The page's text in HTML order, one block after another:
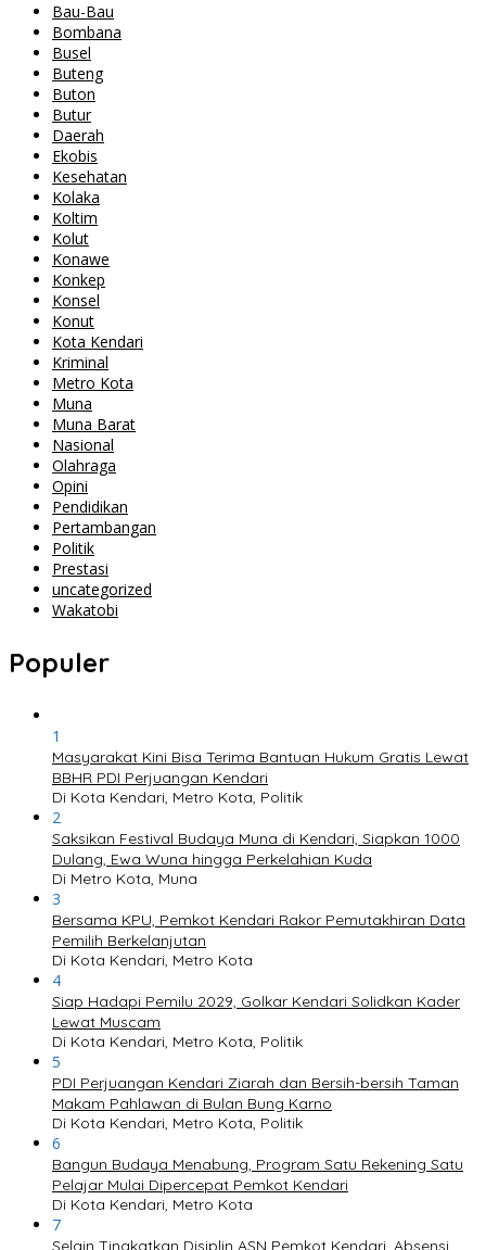
Bau-Bau
Bombana
Busel
Buteng
Buton
Butur
Daerah
Ekobis
Kesehatan
Kolaka
Koltim
Kolut
Konawe
Konkep
Konsel
Konut
Kota Kendari
Kriminal
Metro Kota
Muna
Muna Barat
Nasional
Olahraga
Opini
Pendidikan
Pertambangan
Politik
Prestasi
uncategorized
Wakatobi
Populer
1
Masyarakat Kini Bisa Terima Bantuan Hukum Gratis Lewat
BBHR PDI Perjuangan Kendari
Di Kota Kendari, Metro Kota, Politik
2
Saksikan Festival Budaya Muna di Kendari, Siapkan 1000
Dulang, Ewa Wuna hingga Perkelahian Kuda
Di Metro Kota, Muna
3
Bersama KPU, Pemkot Kendari Rakor Pemutakhiran Data
Pemilih Berkelanjutan
Di Kota Kendari, Metro Kota
4
Siap Hadapi Pemilu 2029, Golkar Kendari Solidkan Kader
Lewat Muscam
Di Kota Kendari, Metro Kota, Politik
5
PDI Perjuangan Kendari Ziarah dan Bersih-bersih Taman
Makam Pahlawan di Bulan Bung Karno
Di Kota Kendari, Metro Kota, Politik
6
Bangun Budaya Menabung, Program Satu Rekening Satu
Pelajar Mulai Dipercepat Pemkot Kendari
Di Kota Kendari, Metro Kota
7
Selain Tingkatkan Disiplin ASN Pemkot Kendari, Absensi